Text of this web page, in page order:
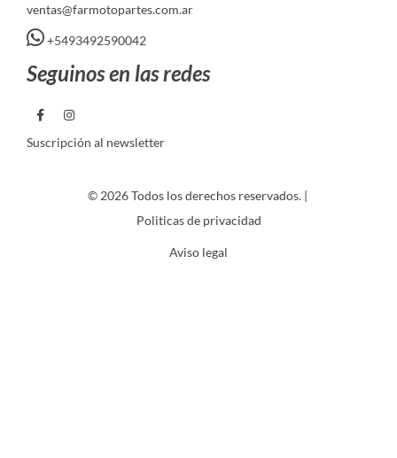
ventas@farmotopartes.com.ar
+5493492590042
Seguinos en las redes
Suscripción al newsletter
© 2026 Todos los derechos reservados. |
Politicas de privacidad
Aviso legal